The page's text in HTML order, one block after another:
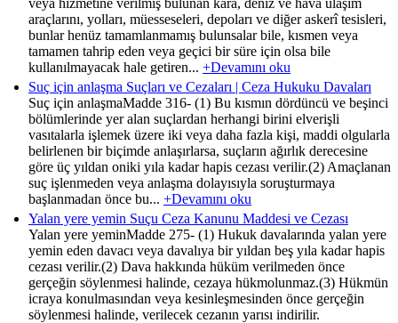
veya hizmetine verilmiş bulunan kara, deniz ve hava ulaşım
araçlarını, yolları, müesseseleri, depoları ve diğer askerî tesisleri,
bunlar henüz tamamlanmamış bulunsalar bile, kısmen veya
tamamen tahrip eden veya geçici bir süre için olsa bile
kullanılmayacak hale getiren... +Devamını oku
Suç için anlaşma Suçları ve Cezaları | Ceza Hukuku Davaları
Suç için anlaşmaMadde 316- (1) Bu kısmın dördüncü ve beşinci
bölümlerinde yer alan suçlardan herhangi birini elverişli
vasıtalarla işlemek üzere iki veya daha fazla kişi, maddi olgularla
belirlenen bir biçimde anlaşırlarsa, suçların ağırlık derecesine
göre üç yıldan oniki yıla kadar hapis cezası verilir.(2) Amaçlanan
suç işlenmeden veya anlaşma dolayısıyla soruşturmaya
başlanmadan önce bu... +Devamını oku
Yalan yere yemin Suçu Ceza Kanunu Maddesi ve Cezası
Yalan yere yeminMadde 275- (1) Hukuk davalarında yalan yere
yemin eden davacı veya davalıya bir yıldan beş yıla kadar hapis
cezası verilir.(2) Dava hakkında hüküm verilmeden önce
gerçeğin söylenmesi halinde, cezaya hükmolunmaz.(3) Hükmün
icraya konulmasından veya kesinleşmesinden önce gerçeğin
söylenmesi halinde, verilecek cezanın yarısı indirilir.